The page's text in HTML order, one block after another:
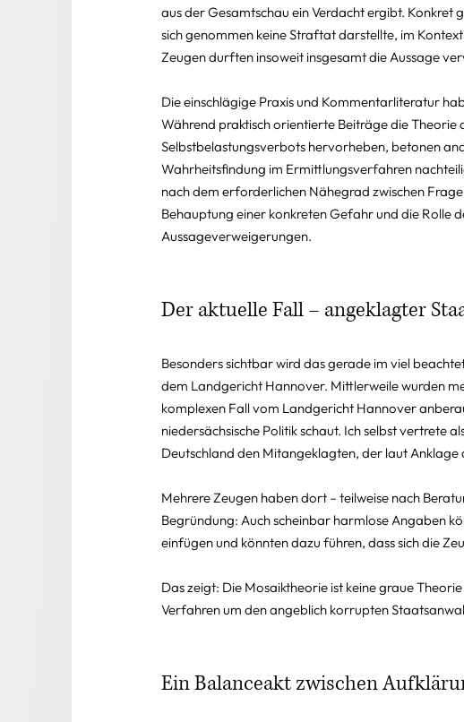
aus der Gesamtschau ein Verdacht ergibt.
sich genommen keine Straftat darstellte, im
Zeugen durften insoweit insgesamt die Aussage
Die einschlägige Praxis und Kommentarliteratur
Während praktisch orientierte Beiträge die
Selbstbelastungsverbots hervorheben, betonen
Wahrheitsfindung im Ermittlungsverfahren
nach dem erforderlichen Nähegrad zwischen
Behauptung einer konkreten Gefahr und die Rolle
Aussageverweigerungen.
Der aktuelle Fall – angeklagter
Besonders sichtbar wird das gerade im viel
dem Landgericht Hannover. Mittlerweile wurden
komplexen Fall vom Landgericht Hannover
niedersächsische Politik schaut. Ich selbst vertrete
Deutschland den Mitangeklagten, der laut Anklage
Mehrere Zeugen haben dort – teilweise nach
Begründung: Auch scheinbar harmlose Angaben
einfügen und könnten dazu führen, dass sich die
Das zeigt: Die Mosaiktheorie ist keine graue
Verfahren um den angeblich korrupten
Ein Balanceakt zwischen